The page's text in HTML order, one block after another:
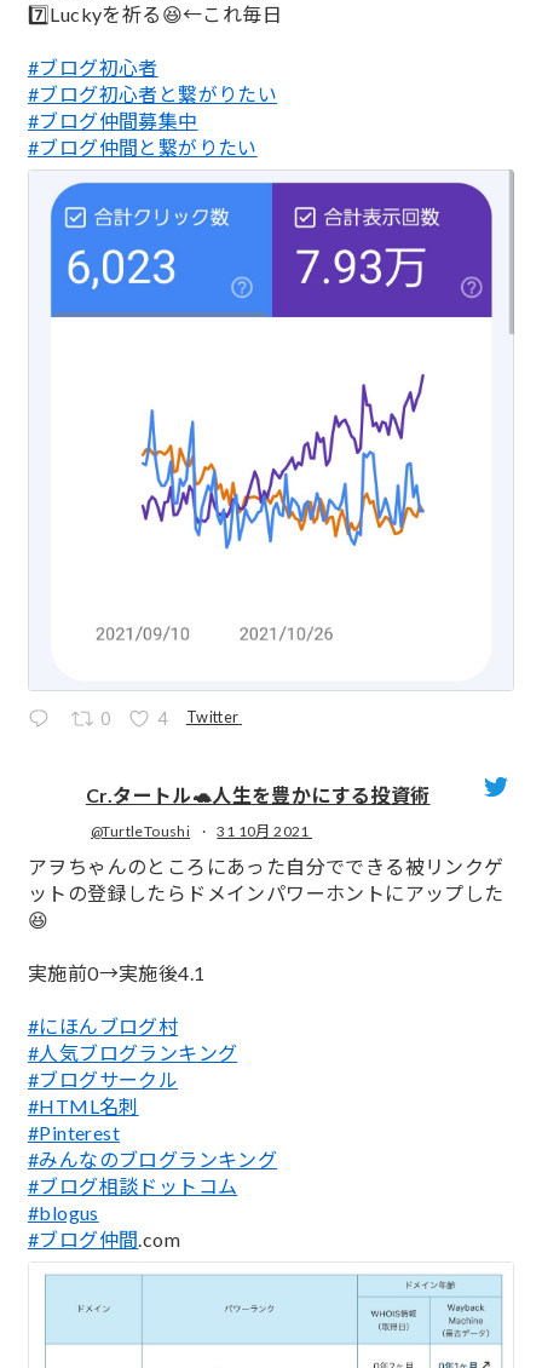
7️⃣Luckyを祈る😆←これ毎日
#ブログ初心者
#ブログ初心者と繋がりたい
#ブログ仲間募集中
#ブログ仲間と繋がりたい
0 4 Twitter
Cr.タートル🐢人生を豊かにする投資術
@TurtleToushi · 31 10月 2021
アヲちゃんのところにあった自分でできる被リンクゲ
ットの登録したらドメインパワーホントにアップした
😆
実施前0→実施後4.1
#にほんブログ村
#人気ブログランキング
#ブログサークル
#HTML名刺
#Pinterest
#みんなのブログランキング
#ブログ相談ドットコム
#blogus
#ブログ仲間.com